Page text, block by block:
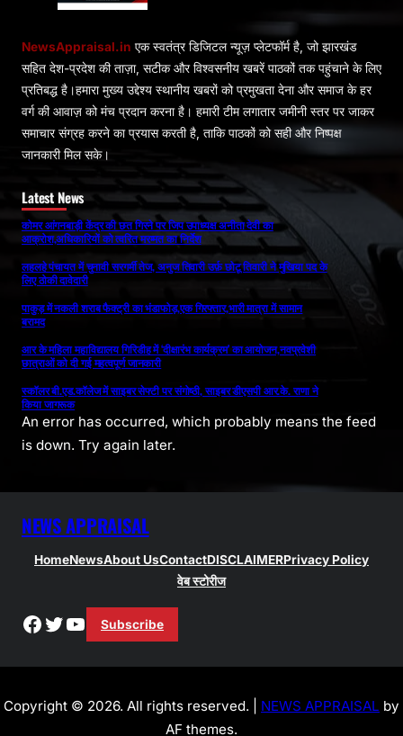
NewsAppraisal.in एक स्वतंत्र डिजिटल न्यूज़ प्लेटफॉर्म है, जो झारखंड
सहित देश-प्रदेश की ताज़ा, सटीक और विश्वसनीय खबरें पाठकों तक पहुंचाने के लिए
प्रतिबद्ध है।हमारा मुख्य उद्देश्य स्थानीय खबरों को प्रमुखता देना और समाज के हर
वर्ग की आवाज़ को मंच प्रदान करना है। हमारी टीम लगातार जमीनी स्तर पर जाकर
समाचार संग्रह करने का प्रयास करती है, ताकि पाठकों को सही और निष्पक्ष
जानकारी मिल सके।
Latest News
कोमर आंगनबाड़ी केंद्र की छत गिरने पर जिप उपाध्यक्ष अनीता देवी का
आक्रोश,अधिकारियों को त्वरित मरम्मत का निर्देश
लहलहे पंचायत में चुनावी सरगर्मी तेज, अनुज तिवारी उर्फ़ छोटू तिवारी ने मुखिया पद के
लिए ठोकी दावेदारी
पाकुड़ में नकली शराब फैक्ट्री का भंडाफोड़,एक गिरफ्तार,भारी मात्रा में सामान
बरामद
आर के महिला महाविद्यालय गिरिडीह में ‘दीक्षारंभ कार्यक्रम’ का आयोजन,नवप्रवेशी
छात्राओं को दी गई महत्वपूर्ण जानकारी
स्कॉलर बी.एड.कॉलेज में साइबर सेफ्टी पर संगोष्ठी, साइबर डीएसपी आर.के. राणा ने
किया जागरूक
An error has occurred, which probably means the feed
is down. Try again later.
NEWS APPRAISAL
HomeNewsAbout UsContactDISCLAIMERPrivacy Policy
वेब स्टोरीज
Facebook
Twitter
YouTube
Subscribe
Copyright © 2026. All rights reserved. | NEWS APPRAISAL by
AF themes.